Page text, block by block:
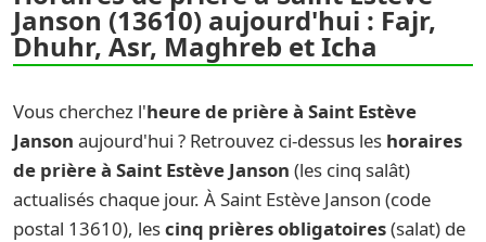
Janson (13610) aujourd'hui : Fajr,
Dhuhr, Asr, Maghreb et Icha
Vous cherchez l'heure de prière à Saint Estève
Janson aujourd'hui ? Retrouvez ci-dessus les horaires
de prière à Saint Estève Janson (les cinq salât)
actualisés chaque jour. À Saint Estève Janson (code
postal 13610), lescinq prières obligatoires(salat) de